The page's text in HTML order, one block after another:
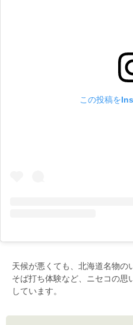
この投稿を
天候が悪くても、北海道名物の
そば打ち体験など、ニセコの思
しています。